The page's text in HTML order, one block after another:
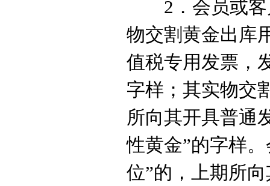
2． 会员或
物交割黄金出库
值税专用发票 ，
字样；其实物交
所向其开具普通
性黄金”的字样
位”的，上期所